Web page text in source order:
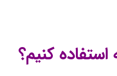
استفاده کنیم؟